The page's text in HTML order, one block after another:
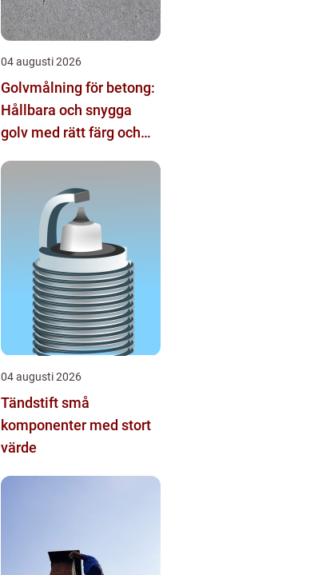
04 augusti 2026
Golvmålning för betong:
Hållbara och snygga
golv med rätt färg och
04 augusti 2026
Tändstift små
komponenter med stort
värde